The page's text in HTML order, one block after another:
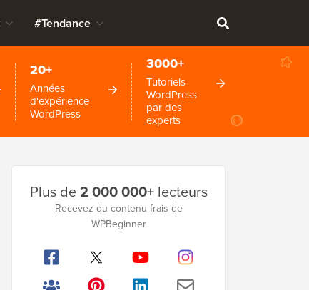
#Tendance
20+
Années
d'expérience
WordPress
3000+
Tutoriels
WordPress
par des
experts
latérale
Plus de2 000 000+lecteurs
Recevez du contenu frais de
WPBeginner